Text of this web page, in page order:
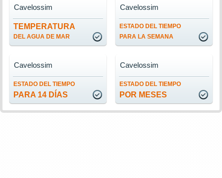
TEMPERATURA
DEL AGUA DE MAR
Cavelossim
ESTADO DEL TIEMPO
PARA LA SEMANA
Cavelossim
ESTADO DEL TIEMPO
PARA 14 DÍAS
Cavelossim
ESTADO DEL TIEMPO
POR MESES
Cavelossim